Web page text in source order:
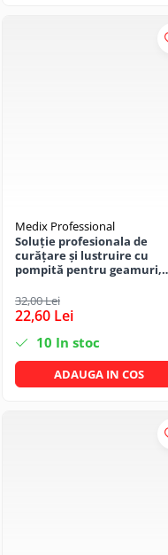
Medix Professional
Soluție profesionala de
curățare și lustruire cu
pompită pentru geamuri,
ml cu miros de liliac, Medix
Profesional
32,00 Lei
22,60 Lei
10 In stoc
ADAUGA IN COS